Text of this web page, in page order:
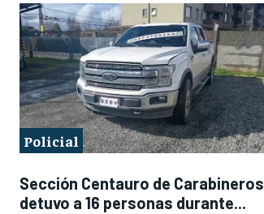
Policial
Sección Centauro de Carabineros
detuvo a 16 personas durante...